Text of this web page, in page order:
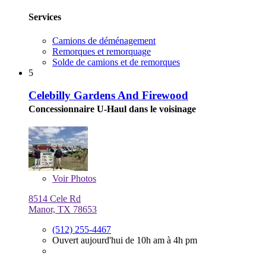
Services
Camions de déménagement
Remorques et remorquage
Solde de camions et de remorques
5
Celebilly Gardens And Firewood
Concessionnaire U-Haul dans le voisinage
VoirPhotos
8514 Cele Rd
Manor, TX 78653
(512) 255-4467
Ouvert aujourd'hui de 10h am à 4h pm